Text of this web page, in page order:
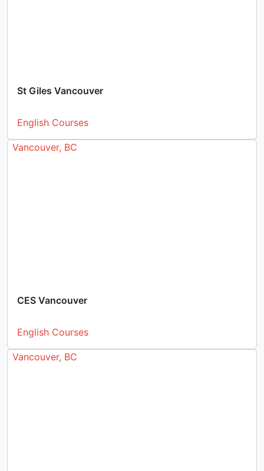
St Giles Vancouver
English Courses
Vancouver, BC
CES Vancouver
English Courses
Vancouver, BC